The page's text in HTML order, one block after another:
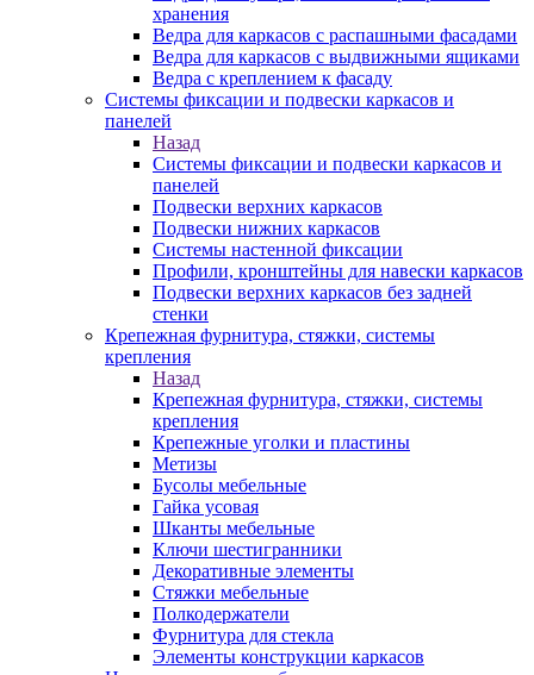
хранения
Ведра для каркасов с распашными фасадами
Ведра для каркасов с выдвижными ящиками
Ведра с креплением к фасаду
Системы фиксации и подвески каркасов и
панелей
Назад
Системы фиксации и подвески каркасов и
панелей
Подвески верхних каркасов
Подвески нижних каркасов
Системы настенной фиксации
Профили, кронштейны для навески каркасов
Подвески верхних каркасов без задней
стенки
Крепежная фурнитура, стяжки, системы
крепления
Назад
Крепежная фурнитура, стяжки, системы
крепления
Крепежные уголки и пластины
Метизы
Бусолы мебельные
Гайка усовая
Шканты мебельные
Ключи шестигранники
Декоративные элементы
Стяжки мебельные
Полкодержатели
Фурнитура для стекла
Элементы конструкции каркасов